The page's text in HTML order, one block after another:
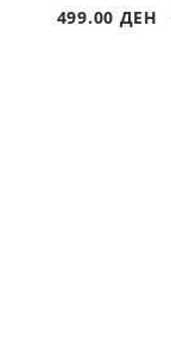
499.00 ДЕН